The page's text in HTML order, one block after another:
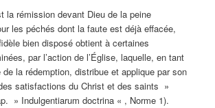
la rémission devant Dieu de la peine
les péchés dont la faute est déjà effacée,
bien disposé obtient à certaines
par l’action de l’Église, laquelle, en tant
la rédemption, distribue et applique par son
satisfactions du Christ et des saints »
» Indulgentiarum doctrina « , Norme 1).